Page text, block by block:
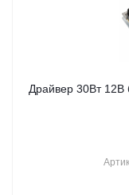
Драйвер 30Вт